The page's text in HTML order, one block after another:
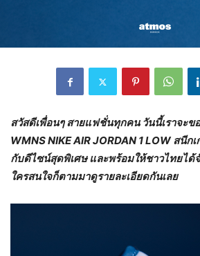
สวัสดีเพื่อนๆ สายแฟชั่นทุกคน วันนี้เราจะ
WMNS NIKE AIR JORDAN 1LOWสนีก
กับดีไซน์สุดพิเศษและพร้อมให้ชาวไทยได้
ใครสนใจก็ตามมาดูรายละเอียดกันเลย